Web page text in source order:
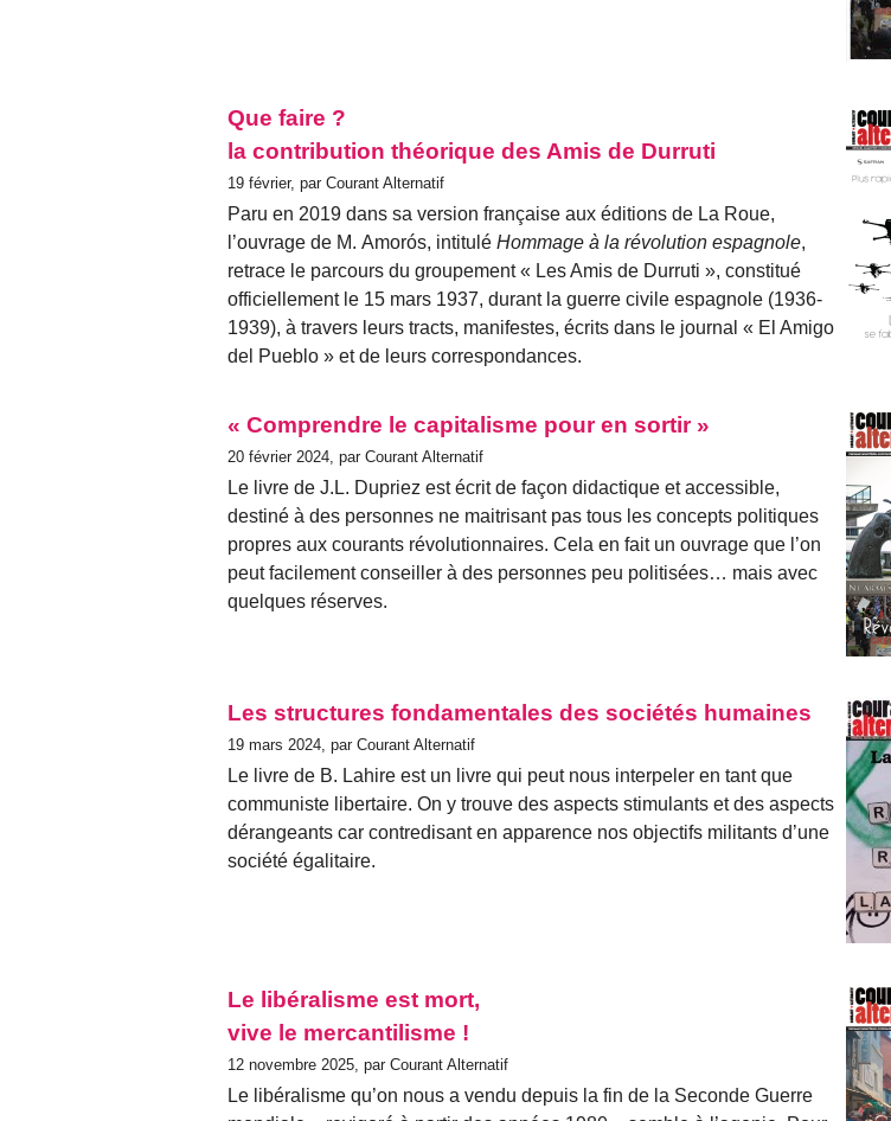
Que faire ?
la contribution théorique des Amis de Durruti
19 février, par Courant Alternatif
Paru en 2019 dans sa version française aux éditions de La Roue,
l’ouvrage de M. Amorós, intitulé Hommage à la révolution espagnole,
retrace le parcours du groupement « Les Amis de Durruti », constitué
officiellement le 15 mars 1937, durant la guerre civile espagnole (1936-
1939), à travers leurs tracts, manifestes, écrits dans le journal « El Amigo
del Pueblo » et de leurs correspondances.
« Comprendre le capitalisme pour en sortir »
20 février 2024, par Courant Alternatif
Le livre de J.L. Dupriez est écrit de façon didactique et accessible,
destiné à des personnes ne maitrisant pas tous les concepts politiques
propres aux courants révolutionnaires. Cela en fait un ouvrage que l’on
peut facilement conseiller à des personnes peu politisées… mais avec
quelques réserves.
Les structures fondamentales des sociétés humaines
19 mars 2024, par Courant Alternatif
Le livre de B. Lahire est un livre qui peut nous interpeler en tant que
communiste libertaire. On y trouve des aspects stimulants et des aspects
dérangeants car contredisant en apparence nos objectifs militants d’une
société égalitaire.
Le libéralisme est mort,
vive le mercantilisme !
12 novembre 2025, par Courant Alternatif
Le libéralisme qu’on nous a vendu depuis la fin de la Seconde Guerre